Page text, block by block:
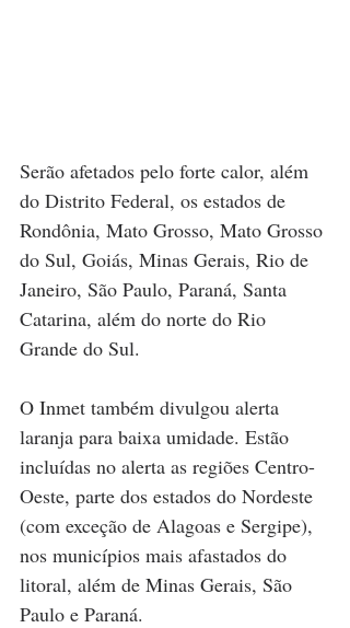
Serão afetados pelo forte calor, além
do Distrito Federal, os estados de
Rondônia, Mato Grosso, Mato Grosso
do Sul, Goiás, Minas Gerais, Rio de
Janeiro, São Paulo, Paraná, Santa
Catarina, além do norte do Rio
Grande do Sul.
O Inmet também divulgou alerta
laranja para baixa umidade. Estão
incluídas no alerta as regiões Centro-
Oeste, parte dos estados do Nordeste
(com exceção de Alagoas e Sergipe),
nos municípios mais afastados do
litoral, além de Minas Gerais, São
Paulo e Paraná.